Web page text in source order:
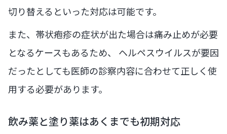
切り替えるといった対応は可能です。
また、帯状疱疹の症状が出た場合は痛み止めが必要
となるケースもあるため、 ヘルペスウイルスが要因
だったとしても医師の診察内容に合わせて正しく使
用する必要があります。
飲み薬と塗り薬はあくまでも初期対応